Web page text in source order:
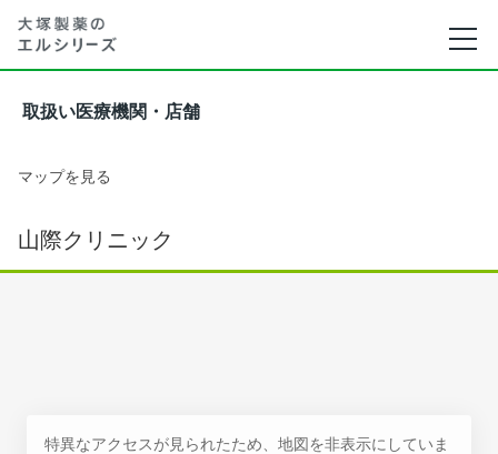
取扱い医療機関・店舗
マップを見る
山際クリニック
特異なアクセスが見られたため、地図を非表示にしていま